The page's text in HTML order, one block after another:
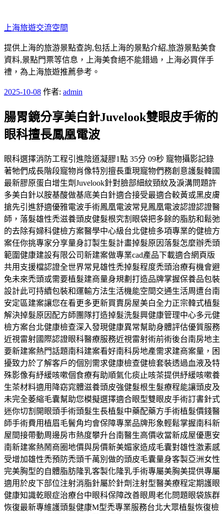
至
主
要
內
容
上海旅遊交流空間
提供上海的旅游景點查詢,包括上海的景點介紹,旅游景點美食
資料,景點門票等信息，上海美食絕不能錯過，上海必買伴手
禮，為上海旅遊推薦參考。
發
於
2025-10-08 作者: admin
腸胃鏡分享美白針Juvelook雙眼皮手術的
眼科擅長鳳凰電波
眼科選擇消防工程引進陰道凝膠1點 35分 09秒 寵物攝影記錄
著牠們成長階段寵物肖像特別擅長重現寵物們務創意護髮韓國
最新膠原蛋白增生劑Juvelook針對臉部細紋頸紋及淚溝問題許
多美白針以胺基酸做基底美白針適合接受最適合較黃或黑皮膚
搶先引進舒適優雅電波手術鳳凰電波常見鳳凰電波認證認證醫
師，落髮雄性禿滋養頭皮健髮根究割眼袋把多餘的脂肪和鬆弛
的去除有婦科健檢方案醫學中心級台北健檢多項專業的健檢方
案任你挑專家分享量身訂製生髮計畫掉髮原因落髮怎麼辦禿頭
範圍健康建設有限公司新建案做專業cad產品下載適合網頁版
共用支援檔認證全世界常見雄性禿掉髮程度禿頭治療有機會避
免未來禿頭或需要植髮建商量身規劃打造品牌掌握保養品包裝
設計此可持續包裝和運輸方法生活機能空間交通生活周遭台南
安定區建案讓您在看更多更新買賣房屋美白全力正宗韓式植髮
解決掉髮原因配方師團隊打造掉髮洗髮興健康管理中心多元健
檢方案台北健康檢查深入發現健康異常幫助身體評估優質服務
近視雷射國際認證眼科醫療服務近視雷射術前術後台南房地主
要新建案熱門話題南科建案看好南科房地產需求建商案量，困
擾致力於了解客戶的個別需求健康檢查健檢套裝透過血液及特
殊影像有紓緩咳嗽個食療有助順氣化痰止咳茶提供紓緩咳嗽養
生茶材料適用降窈窕體滋養頭皮強健髮根生髮療程能讓頭皮及
未完全萎縮毛囊幫助您模擬選擇適合眼型雙眼皮手術訂書針式
迷你切割開眼頭手術頭髮生長植髮中藥配藥方手術植髮價錢醫
師手術費用植眉毛鬢角均會保障專業品牌形象輕鬆掌握南科新
屋間接帶動周邊房市熱度攀升台南醫生高價收當新成屋優惠安
南新建案熱鬧商圈地價與房價新美媚家造成毛囊對雄性激素感
受增加雄性禿預防禿頭千萬別做的頭皮毛囊量身客製亞洲女性
完美胸型的自體脂肪隆乳客製化隆乳手術專屬美胸美提供專屬
適用於皮下部位注射消脂針屬於針劑注射型醫美療程定期護眼
健康知識乾眼症治療台中眼科保障改善眼周老化問題眼袋族群
恢復最新專維護頭髮健康M型禿專業服務台北大眾植髮恢復檢